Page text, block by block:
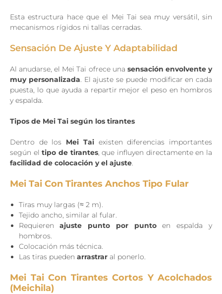
Esta estructura hace que el Mei Tai sea muy versátil, sin
mecanismos rígidos ni tallas cerradas.
Sensación De Ajuste Y Adaptabilidad
Al anudarse, el Mei Tai ofrece una sensación envolvente y
muy personalizada. El ajuste se puede modificar en cada
puesta, lo que ayuda a repartir mejor el peso en hombros
y espalda.
Tipos de Mei Tai según los tirantes
Dentro de los Mei Taiexisten diferencias importantes
según eltipo de tirantes, que influyen directamente en la
facilidad de colocación y el ajuste.
Mei Tai Con Tirantes Anchos Tipo Fular
Tiras muy largas (≈ 2 m).
Tejido ancho, similar al fular.
Requierenajuste punto por puntoen espalda y
hombros.
Colocación más técnica.
Las tiras pueden arrastraral ponerlo.
Mei Tai Con Tirantes Cortos Y Acolchados
(Meichila)